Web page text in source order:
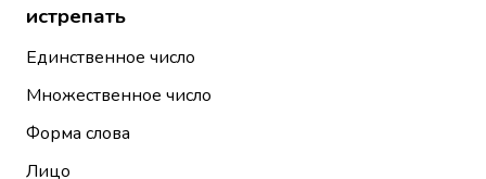
истрепать
Единственное число
Множественное число
Форма слова
Лицо